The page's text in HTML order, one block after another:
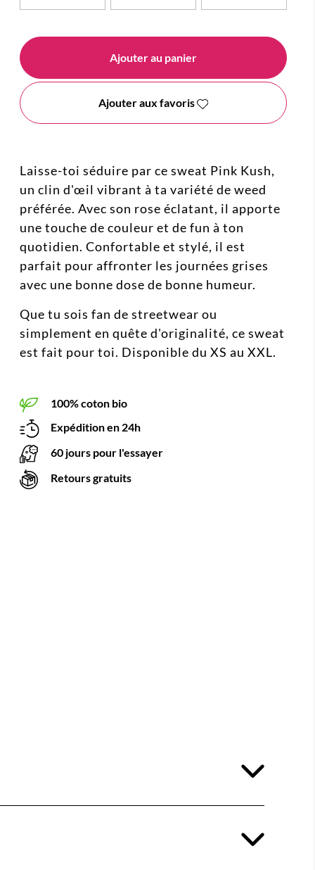
Ajouter au panier
Ajouter aux favoris
Laisse-toi séduire par ce sweat Pink Kush,
un clin d'œil vibrant à ta variété de weed
préférée. Avec son rose éclatant, il apporte
une touche de couleur et de fun à ton
quotidien. Confortable et stylé, il est
parfait pour affronter les journées grises
avec une bonne dose de bonne humeur.
Que tu sois fan de streetwear ou
simplement en quête d'originalité, ce sweat
est fait pour toi. Disponible du XS au XXL.
100% coton bio
Expédition en 24h
60 jours pour l'essayer
Retours gratuits